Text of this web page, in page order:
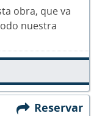
obra, que va
nuestra
Reservar